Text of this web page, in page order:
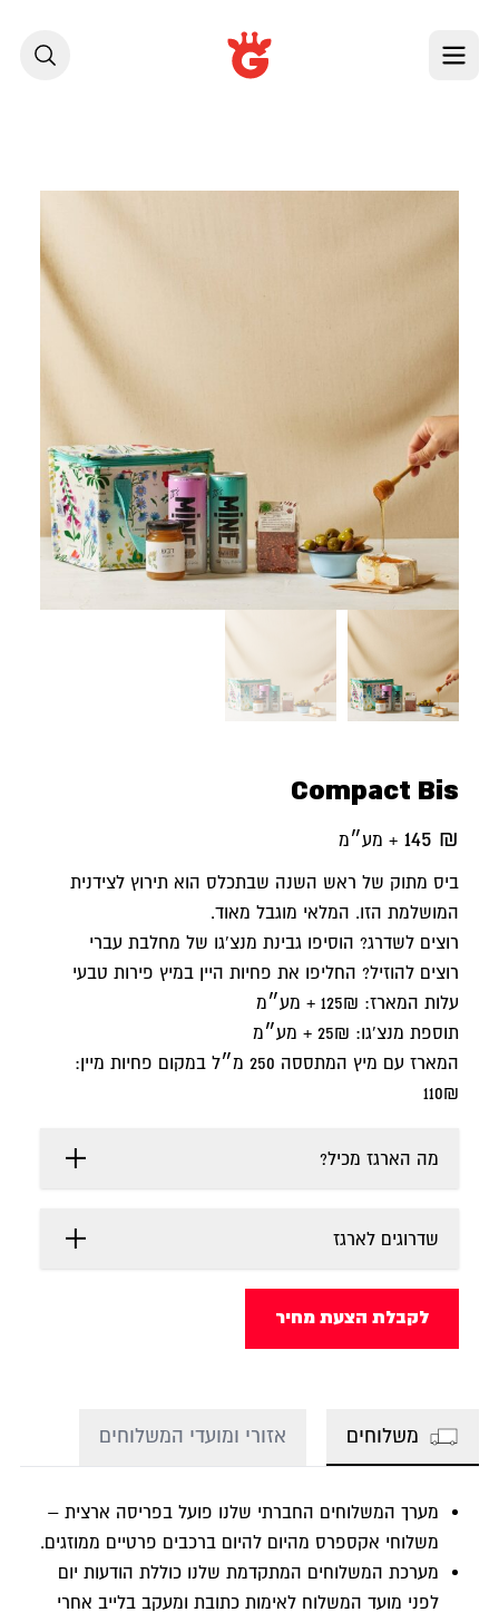
Compact Bis
145 ₪ + מע״מ
ביס מתוק של ראש השנה שבתכלס הוא תירוץ לצידנית
המושלמת הזו. המלאי מוגבל מאוד.
רוצים לשדרג? הוסיפו גבינת מנצ'גו של מחלבת עברי
רוצים להוזיל? החליפו את פחיות היין במיץ פירות טבעי
עלות המארז: 125₪ + מע״מ
תוספת מנצ'גו: 25₪ + מע״מ
המארז עם מיץ המתססה 250 מ״ל במקום פחיות מיין:
110₪
מה הארגז מכיל?
שדרוגים לארגז
לקבלת הצעת מחיר
משלוחים אזורי ומועדי המשלוחים
מערך המשלוחים החברתי שלנו פועל בפריסה ארצית –
משלוחי אקספרס מהיום להיום ברכבים פרטיים ממוזגים.
מערכת המשלוחים המתקדמת שלנו כוללת הודעות יום
לפני מועד המשלוח לאימות כתובת ומעקב בלייב אחרי